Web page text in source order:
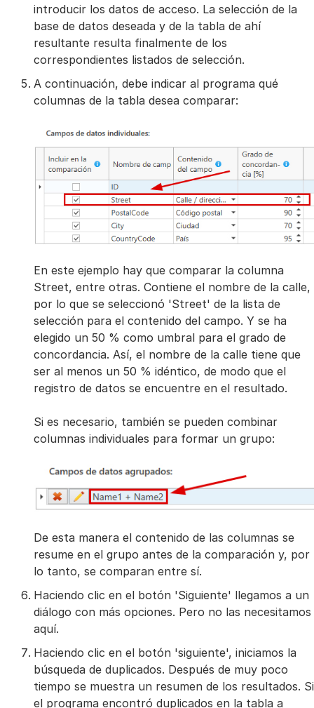
introducir los datos de acceso. La selección de la
base de datos deseada y de la tabla de ahí
resultante resulta finalmente de los
correspondientes listados de selección.
A continuación, debe indicar al programa qué
columnas de la tabla desea comparar:
En este ejemplo hay que comparar la columna
Street, entre otras. Contiene el nombre de la calle,
por lo que se seleccionó 'Street' de la lista de
selección para el contenido del campo. Y se ha
elegido un 50 % como umbral para el grado de
concordancia. Así, el nombre de la calle tiene que
ser al menos un 50 % idéntico, de modo que el
registro de datos se encuentre en el resultado.
Si es necesario, también se pueden combinar
columnas individuales para formar un grupo:
De esta manera el contenido de las columnas se
resume en el grupo antes de la comparación y, por
lo tanto, se comparan entre sí.
Haciendo clic en el botón 'Siguiente' llegamos a un
diálogo con más opciones. Pero no las necesitamos
aquí.
Haciendo clic en el botón 'siguiente', iniciamos la
búsqueda de duplicados. Después de muy poco
tiempo se muestra un resumen de los resultados. Si
el programa encontró duplicados en la tabla a